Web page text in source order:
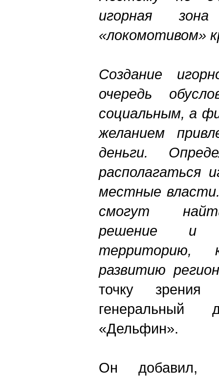
игорная
«локомотивом»
Создание
очередь
социальным, а
желанием
деньги.
располагаться
местные
смогут
решение и
территорию,
развитию
точку зрения
генеральный
«Дельфин».
Он добавил,